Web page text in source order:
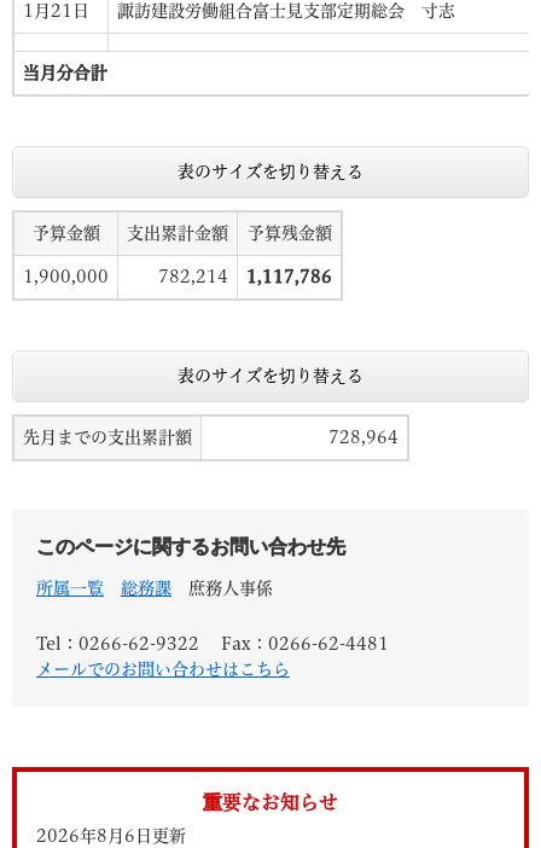
1月21日 諏訪建設労働組合富士見支部定期総会 寸志
当月分合計
表のサイズを切り替える
予算金額 支出累計金額 予算残金額
1,900,000 782,214 1,117,786
表のサイズを切り替える
先月までの支出累計額 728,964
このページに関するお問い合わせ先
所属一覧 総務課 庶務人事係
Tel：0266-62-9322
Fax：0266-62-4481
メールでのお問い合わせはこちら
重要なお知らせ
2026年8月6日更新